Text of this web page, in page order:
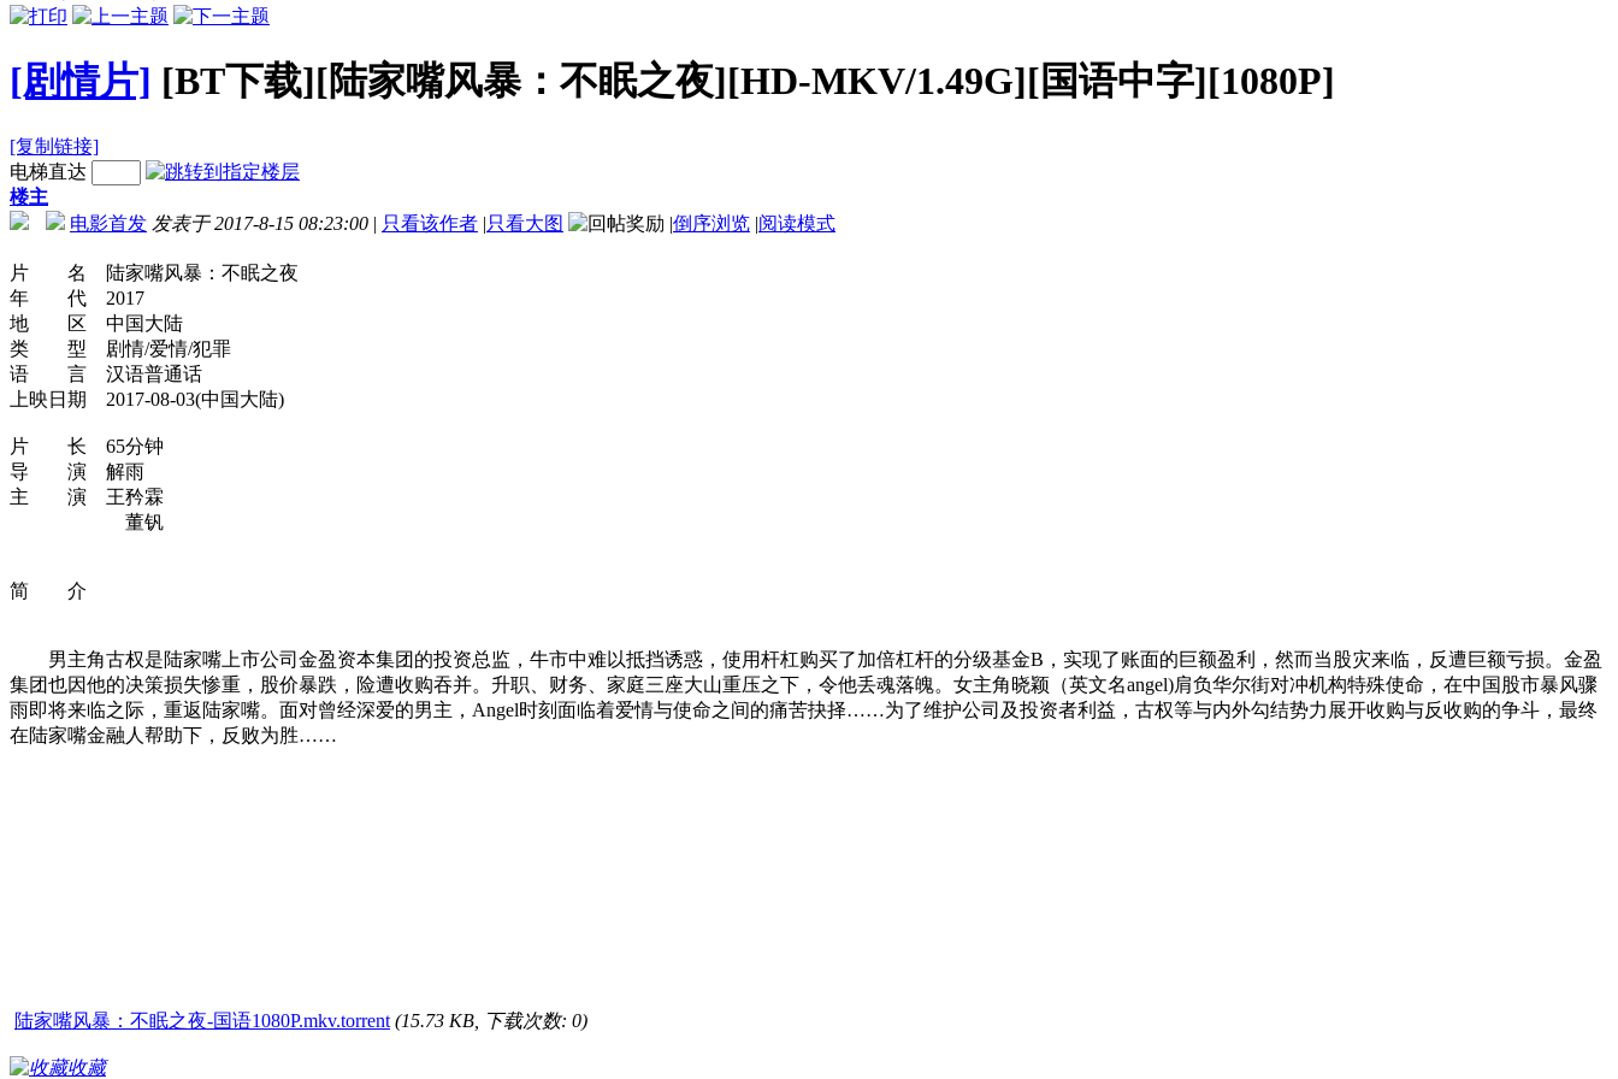
[剧情片] [BT下载][陆家嘴风暴：不眠之夜][HD-MKV/1.49G][国语中字][1080P]
[复制链接]
电梯直达
楼主
电影首发 发表于 2017-8-15 08:23:00 | 只看该作者 |只看大图 |倒序浏览 |阅读模式
片 名 陆家嘴风暴：不眠之夜
年 代 2017
地 区 中国大陆
类 型 剧情/爱情/犯罪
语 言 汉语普通话
上映日期 2017-08-03(中国大陆)
片 长 65分钟
导 演 解雨
主 演 王矜霖
董钒
简 介
男主角古权是陆家嘴上市公司金盈资本集团的投资总监，牛市中难以抵挡诱惑，使用杆杠购买了加倍杠杆的分级基金B，实现了账面的巨额盈利，然而当股灾来临，反遭巨额亏损。金盈
集团也因他的决策损失惨重，股价暴跌，险遭收购吞并。升职、财务、家庭三座大山重压之下，令他丢魂落魄。女主角晓颖（英文名angel)肩负华尔街对冲机构特殊使命，在中国股市暴风骤
雨即将来临之际，重返陆家嘴。面对曾经深爱的男主，Angel时刻面临着爱情与使命之间的痛苦抉择……为了维护公司及投资者利益，古权等与内外勾结势力展开收购与反收购的争斗，最终
在陆家嘴金融人帮助下，反败为胜……
陆家嘴风暴：不眠之夜-国语1080P.mkv.torrent (15.73 KB, 下载次数: 0)
收藏